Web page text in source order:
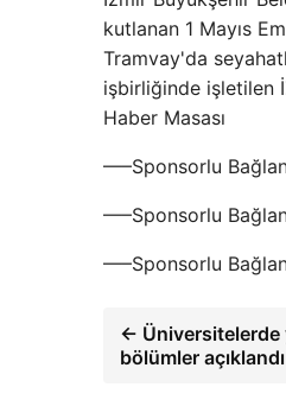
kutlanan 1 Mayıs
Tramvay'da
işbirliğinde işletilen
Haber Masası
—–Sponsorlu
—–Sponsorlu
—–Sponsorlu
← Üniversitelerde
bölümler